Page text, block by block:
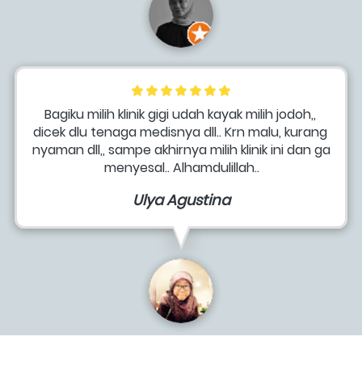
Bagiku milih klinik gigi udah kayak milih jodoh,,
dicek dlu tenaga medisnya dll.. Krn malu, kurang
nyaman dll,, sampe akhirnya milih klinik ini dan ga
menyesal.. Alhamdulillah..
Ulya Agustina